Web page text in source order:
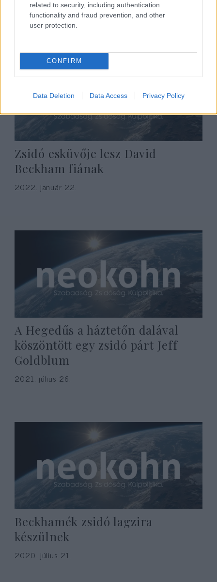
related to security, including authentication
functionality and fraud prevention, and other
user protection.
CONFIRM
Data Deletion Data Access Privacy Policy
2022. február 2.
Zsidó esküvője lesz David
Beckham fiának
2022. január 22.
A Hegedűs a háztetőn dalával
köszöntött egy zsidó párt Jeff
Goldblum
2021. július 26.
Beckhamék zsidó lagzira
készülnek
2020. július 21.